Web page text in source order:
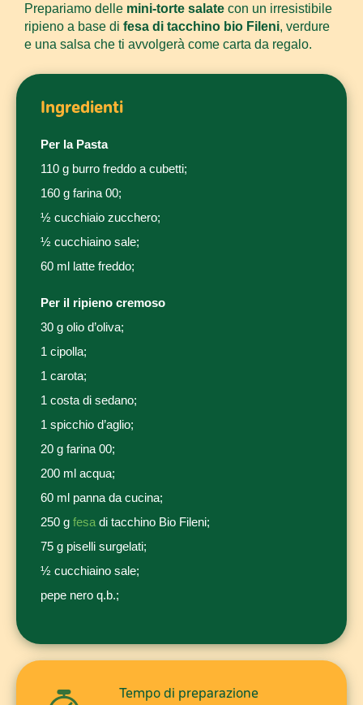
Prepariamo delle mini-torte salate con un irresistibile
ripieno a base di fesa di tacchino bio Fileni, verdure
e una salsa che ti avvolgerà come carta da regalo.
Ingredienti
Per la Pasta
110 g burro freddo a cubetti;
160 g farina 00;
½ cucchiaio zucchero;
½ cucchiaino sale;
60 ml latte freddo;
Per il ripieno cremoso
30 g olio d’oliva;
1 cipolla;
1 carota;
1 costa di sedano;
1 spicchio d’aglio;
20 g farina 00;
200 ml acqua;
60 ml panna da cucina;
250 g fesa di tacchino Bio Fileni;
75 g piselli surgelati;
½ cucchiaino sale;
pepe nero q.b.;
Tempo di preparazione